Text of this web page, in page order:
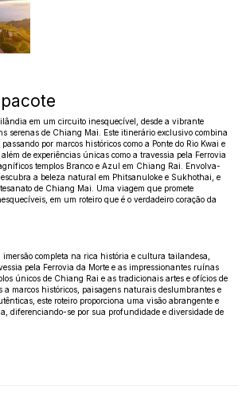
em um circuito inesquecível, desde a vibrante
serenas de Chiang Mai. Este itinerário exclusivo combina
por marcos históricos como a Ponte do Rio Kwai e
de experiências únicas como a travessia pela Ferrovia
templos Branco e Azul em Chiang Rai. Envolva-
a beleza natural em Phitsanuloke e Sukhothai, e
de Chiang Mai. Uma viagem que promete
em um roteiro que é o verdadeiro coração da
imersão completa na rica história e cultura tailandesa,
pela Ferrovia da Morte e as impressionantes ruínas
únicos de Chiang Rai e as tradicionais artes e ofícios de
marcos históricos, paisagens naturais deslumbrantes e
este roteiro proporciona uma visão abrangente e
diferenciando-se por sua profundidade e diversidade de